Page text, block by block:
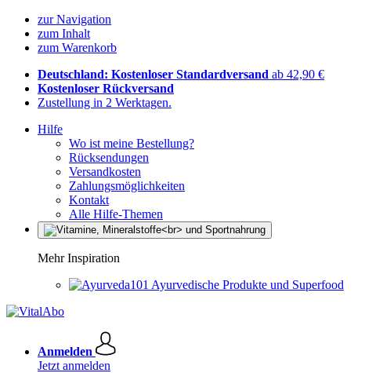
zur Navigation
zum Inhalt
zum Warenkorb
Deutschland: Kostenloser Standardversand ab 42,90 €
Kostenloser Rückversand
Zustellung in 2 Werktagen.
Hilfe
Wo ist meine Bestellung?
Rücksendungen
Versandkosten
Zahlungsmöglichkeiten
Kontakt
Alle Hilfe-Themen
Mehr Inspiration
Ayurvedische Produkte und Superfood
Anmelden
Jetzt anmelden